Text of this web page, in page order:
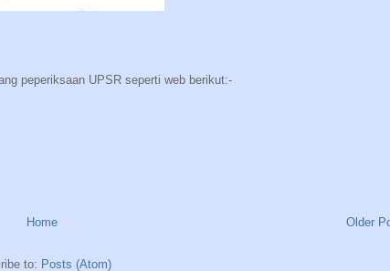
peperiksaan UPSR seperti web berikut:-
Older
Home
to: Posts (Atom)